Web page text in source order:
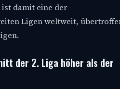
ist damit eine der
Ligen weltweit,
der 2. Liga höher als der